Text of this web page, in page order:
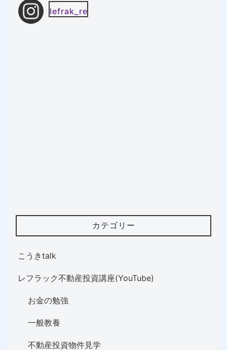
lefrak_re
カテゴリー
こうきtalk
レフラック不動産投資講座(YouTube)
お金の勉強
一般教養
不動産投資物件見学